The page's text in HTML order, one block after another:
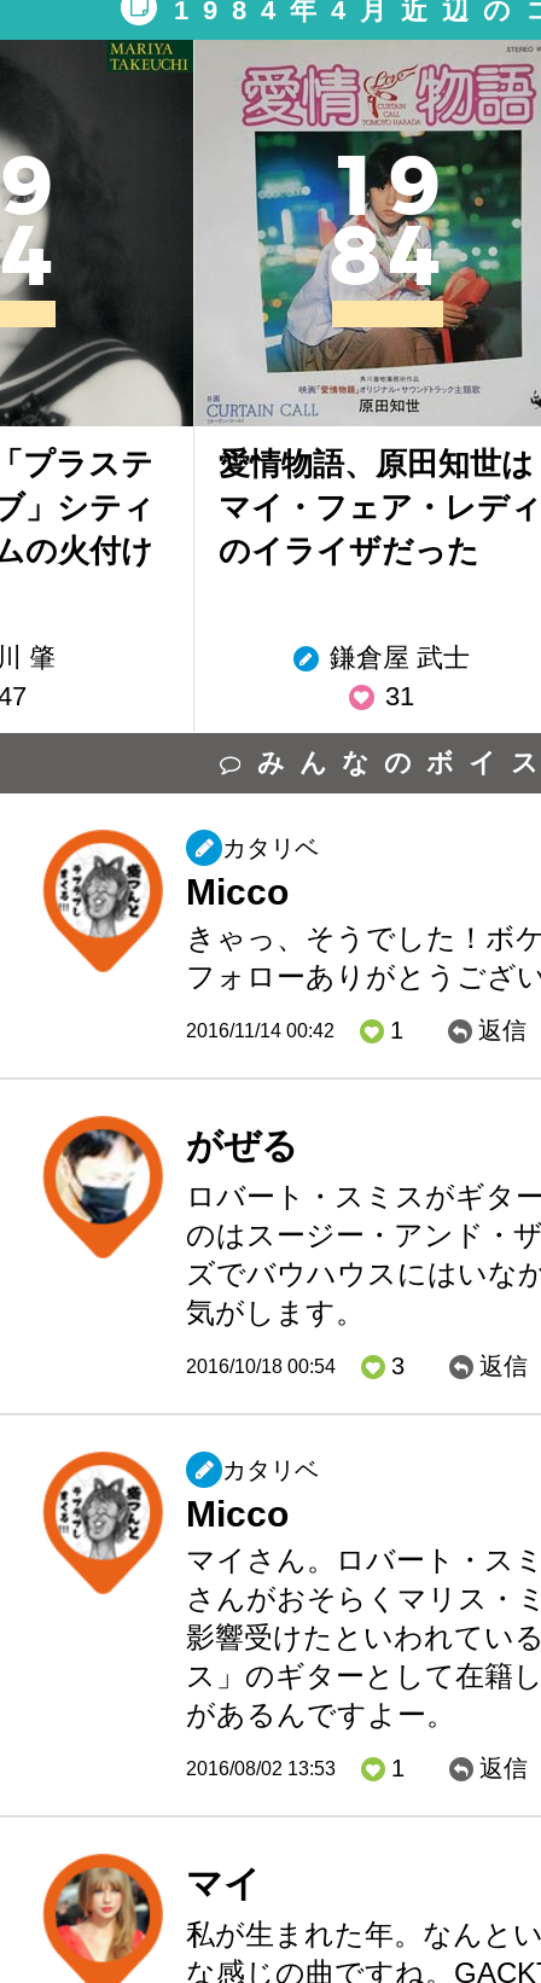
1984年4月近辺の
9
4
プラステ
」シティ
の火付け
肇
19
84
愛情物語、原田知世は
マイ・フェア・レディ
のイライザだった
鎌倉屋 武士
31
みんなのボイ
カタリベ
Micco
きゃっ、そうでした！ボ
フォローありがとうござ
2016/11/14 00:42 1 返信
がぜる
ロバート・スミスがギタ
のはスージー・アンド・
ズでバウハウスにはいな
気がします。
2016/10/18 00:54 3 返信
カタリベ
Micco
マイさん。ロバート・ス
さんがおそらくマリス・
影響受けたといわれてい
ス」のギターとして在籍
があるんですよー。
2016/08/02 13:53 1 返信
マイ
私が生まれた年。なんと
な感じの曲ですね。